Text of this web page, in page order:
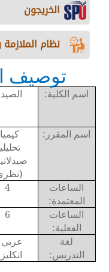
الخريجون
نظام الملازمة
توصيف
اسم الكلية:
اسم المقرر:
الساعات
المعتمدة:
4
الساعات
الفعلية:
6
لغة
التدريس:
عربي